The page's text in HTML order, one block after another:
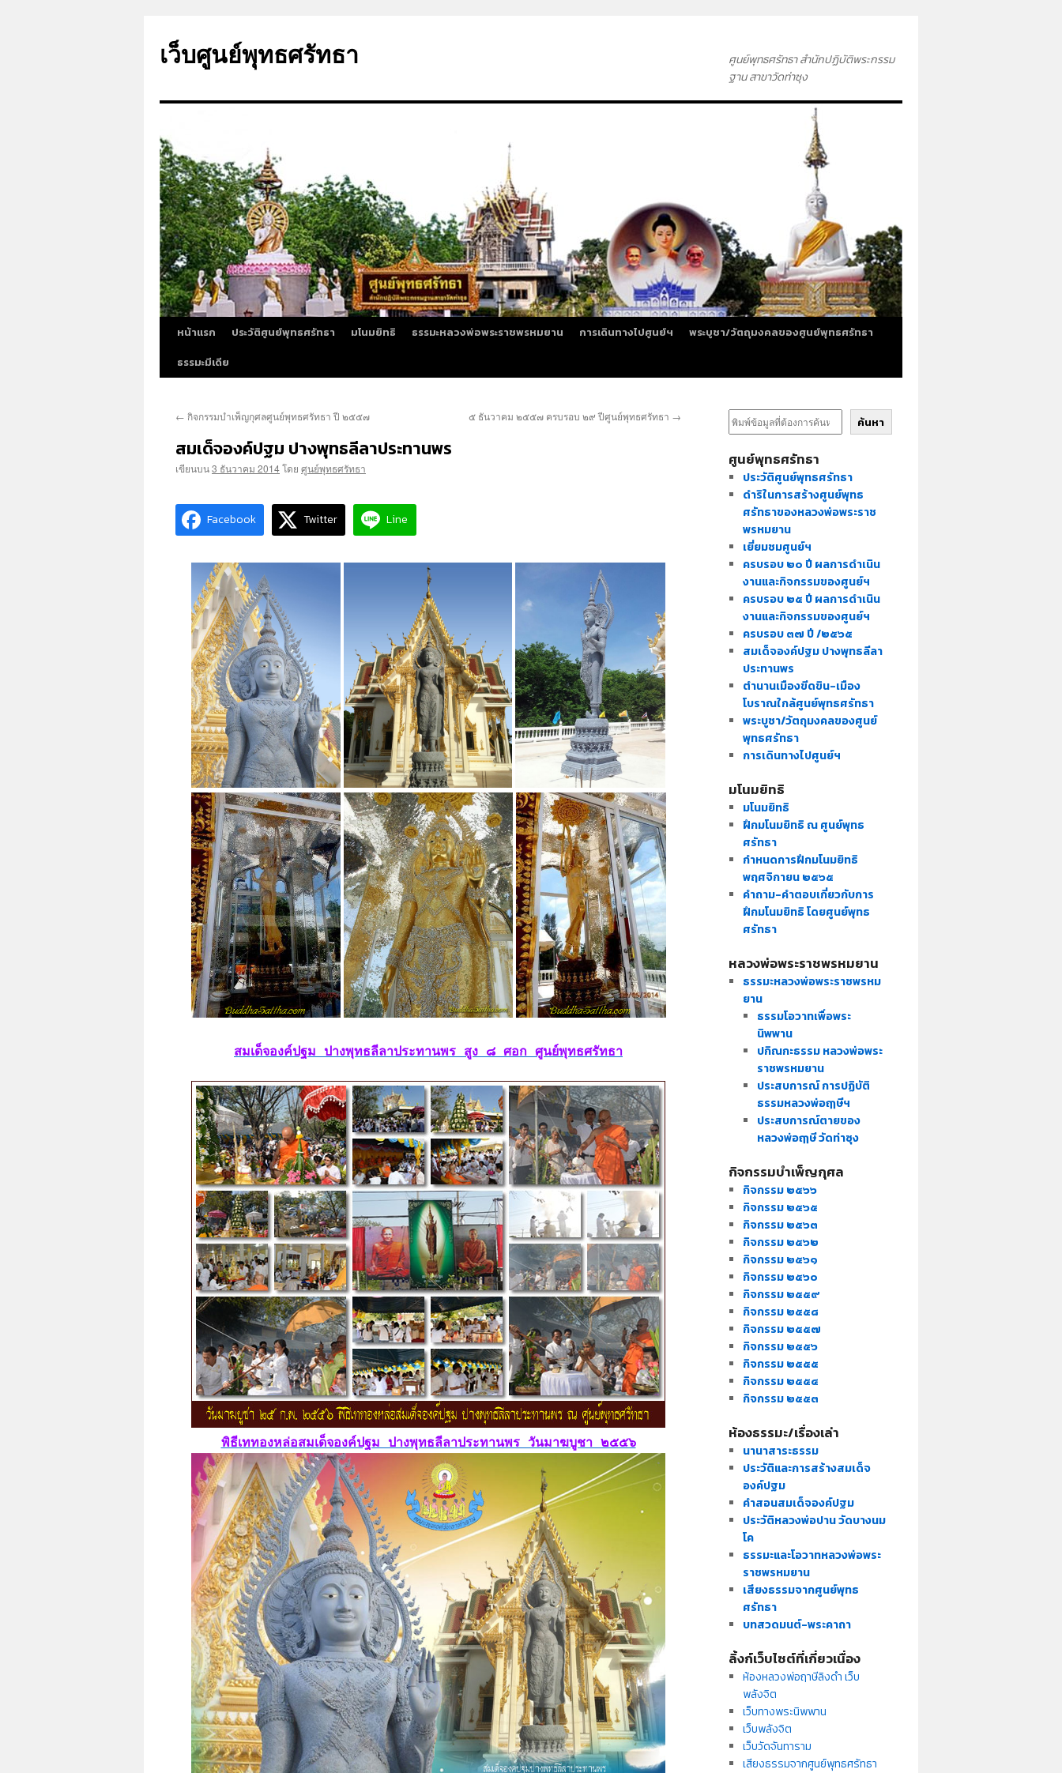
ยัง
เว็บศูนย์พุทธศรัทธา
ศูนย์พุทธศรัทธา สำนักปฏิบัติพระกรรม
ฐาน สาขาวัดท่าซุง
หน้าแรก ประวัติศูนย์พุทธศรัทธา มโนมยิทธิ ธรรมะหลวงพ่อพระราชพรหมยาน การเดินทางไปศูนย์ฯ
พระบูชา/วัตถุมงคลของศูนย์พุทธศรัทธา
ธรรมะมีเดีย
← กิจกรรมบำเพ็ญกุศลศูนย์พุทธศรัทธา ปี ๒๕๕๗ ๕ ธันวาคม ๒๕๕๗ ครบรอบ ๒๙ ปีศูนย์พุทธศรัทธา →
สมเด็จองค์ปฐม ปางพุทธลีลาประทานพร
เขียนบน3 ธันวาคม 2014โดย ศูนย์พุทธศรัทธา
Facebook Twitter Line
สมเด็จองค์ปฐม ปางพุทธลีลาประทานพร สูง ๘ ศอก ศูนย์พุทธศรัทธา
พิธีเททองหล่อสมเด็จองค์ปฐม ปางพุทธลีลาประทานพร วันมาฆบูชา ๒๕๕๖
ค้นหา
ศูนย์พุทธศรัทธา
ประวัติศูนย์พุทธศรัทธา
ดำริในการสร้างศูนย์พุทธ
ศรัทธาของหลวงพ่อพระราช
พรหมยาน
เยี่ยมชมศูนย์ฯ
ครบรอบ ๒๐ ปี ผลการดำเนิน
งานและกิจกรรมของศูนย์ฯ
ครบรอบ ๒๕ ปี ผลการดำเนิน
งานและกิจกรรมของศูนย์ฯ
ครบรอบ ๓๗ ปี /๒๕๖๕
สมเด็จองค์ปฐม ปางพุทธลีลา
ประทานพร
ตำนานเมืองขีดขิน-เมือง
โบราณใกล้ศูนย์พุทธศรัทธา
พระบูชา/วัตถุมงคลของศูนย์
พุทธศรัทธา
การเดินทางไปศูนย์ฯ
มโนมยิทธิ
มโนมยิทธิ
ฝึกมโนมยิทธิ ณ ศูนย์พุทธ
ศรัทธา
กำหนดการฝึกมโนมยิทธิ
พฤศจิกายน ๒๕๖๕
คำถาม-คำตอบเกี่ยวกับการ
ฝึกมโนมยิทธิ โดยศูนย์พุทธ
ศรัทธา
หลวงพ่อพระราชพรหมยาน
ธรรมะหลวงพ่อพระราชพรหม
ยาน
ธรรมโอวาทเพื่อพระ
นิพพาน
ปกิณกะธรรม หลวงพ่อพระ
ราชพรหมยาน
ประสบการณ์ การปฏิบัติ
ธรรมหลวงพ่อฤๅษีฯ
ประสบการณ์ตายของ
หลวงพ่อฤๅษี วัดท่าซุง
กิจกรรมบำเพ็ญกุศล
กิจกรรม ๒๕๖๖
กิจกรรม ๒๕๖๕
กิจกรรม ๒๕๖๓
กิจกรรม ๒๕๖๒
กิจกรรม ๒๕๖๑
กิจกรรม ๒๕๖๐
กิจกรรม ๒๕๕๙
กิจกรรม ๒๕๕๘
กิจกรรม ๒๕๕๗
กิจกรรม ๒๕๕๖
กิจกรรม ๒๕๕๕
กิจกรรม ๒๕๕๔
กิจกรรม ๒๕๕๓
ห้องธรรมะ/เรื่องเล่า
นานาสาระธรรม
ประวัติและการสร้างสมเด็จ
องค์ปฐม
คำสอนสมเด็จองค์ปฐม
ประวัติหลวงพ่อปาน วัดบางนม
โค
ธรรมะและโอวาทหลวงพ่อพระ
ราชพรหมยาน
เสียงธรรมจากศูนย์พุทธ
ศรัทธา
บทสวดมนต์-พระคาถา
ลิ้งก์เว็บไซต์ที่เกี่ยวเนื่อง
ห้องหลวงพ่อฤาษีลิงดำ เว็บ
พลังจิต
เว็บทางพระนิพพาน
เว็บพลังจิต
เว็บวัดจันทาราม
เสียงธรรมจากศูนย์พุทธศรัทธา